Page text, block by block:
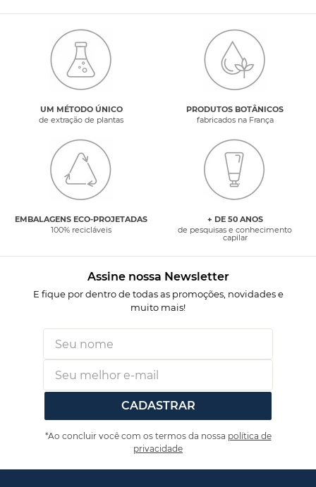
UM MÉTODO ÚNICO
de extração de plantas
PRODUTOS BOTÂNICOS
fabricados na França
EMBALAGENS ECO-PROJETADAS
100% recicláveis
+ DE 50 ANOS
de pesquisas e conhecimento
capilar
Assine nossa Newsletter
E fique por dentro de todas as promoções, novidades e
muito mais!
CADASTRAR
*Ao concluir você com os termos da nossa política de
privacidade